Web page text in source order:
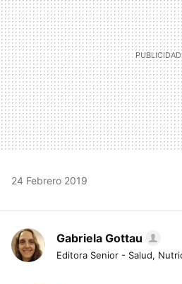
24 Febrero 2019
Gabriela Gottau
Editora Senior - Salud,